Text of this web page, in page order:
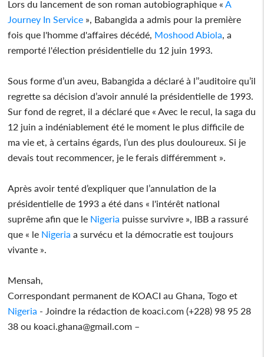
Lors du lancement de son roman autobiographique « A
Journey In Service », Babangida a admis pour la première
fois que l'homme d'affaires décédé, Moshood Abiola, a
remporté l'élection présidentielle du 12 juin 1993.
Sous forme d’un aveu, Babangida a déclaré à l’’auditoire qu’il
regrette sa décision d’avoir annulé la présidentielle de 1993.
Sur fond de regret, il a déclaré que « Avec le recul, la saga du
12 juin a indéniablement été le moment le plus difficile de
ma vie et, à certains égards, l’un des plus douloureux. Si je
devais tout recommencer, je le ferais différemment ».
Après avoir tenté d’expliquer que l’annulation de la
présidentielle de 1993 a été dans « l'intérêt national
suprême afin que le Nigeria puisse survivre », IBB a rassuré
que « le Nigeria a survécu et la démocratie est toujours
vivante ».
Mensah,
Correspondant permanent de KOACI au Ghana, Togo et
Nigeria - Joindre la rédaction de koaci.com (+228) 98 95 28
38 ou koaci.ghana@gmail.com –